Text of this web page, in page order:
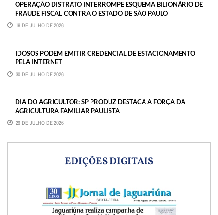
OPERAÇÃO DISTRATO INTERROMPE ESQUEMA BILIONÁRIO DE
FRAUDE FISCAL CONTRA O ESTADO DE SÃO PAULO
16 DE JULHO DE 2026
IDOSOS PODEM EMITIR CREDENCIAL DE ESTACIONAMENTO
PELA INTERNET
30 DE JULHO DE 2026
DIA DO AGRICULTOR: SP PRODUZ DESTACA A FORÇA DA
AGRICULTURA FAMILIAR PAULISTA
29 DE JULHO DE 2026
EDIÇÕES DIGITAIS